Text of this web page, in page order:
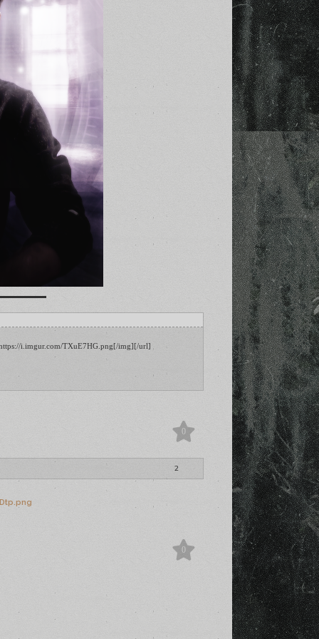
i.imgur.com/TXuE7HG.png[/img][/url]
0
2
0